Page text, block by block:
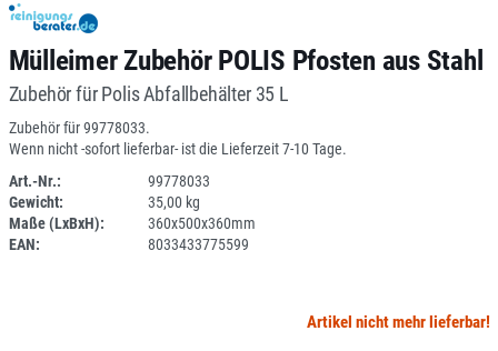
Mülleimer Zubehör POLIS Pfosten aus Stahl
Zubehör für Polis Abfallbehälter 35 L
Zubehör für 99778033.
Wenn nicht -sofort lieferbar- ist die Lieferzeit 7-10 Tage.
Art.-Nr.:
99778033
Gewicht:
35,00 kg
Maße (LxBxH):
360x500x360mm
EAN:
8033433775599
Artikel nicht mehr lieferbar!